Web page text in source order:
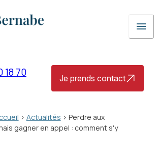
menu
18 70 Je prends contact
> Actualités > Perdre aux
gagner en appel : comment s'y